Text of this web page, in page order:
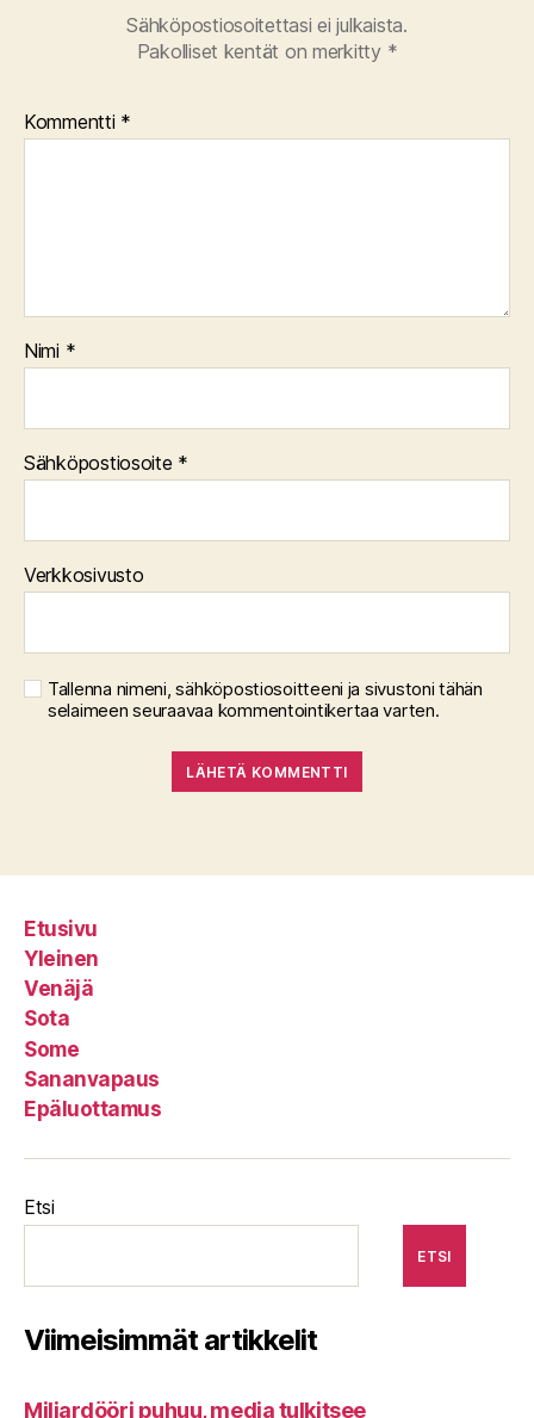
Sähköpostiosoitettasi ei julkaista.
Pakolliset kentät on merkitty *
Kommentti *
Nimi *
Sähköpostiosoite *
Verkkosivusto
Tallenna nimeni, sähköpostiosoitteeni ja sivustoni tähän
selaimeen seuraavaa kommentointikertaa varten.
Etusivu
Yleinen
Venäjä
Sota
Some
Sananvapaus
Epäluottamus
Etsi
ETSI
Viimeisimmät artikkelit
Miljardööri puhuu, media tulkitsee